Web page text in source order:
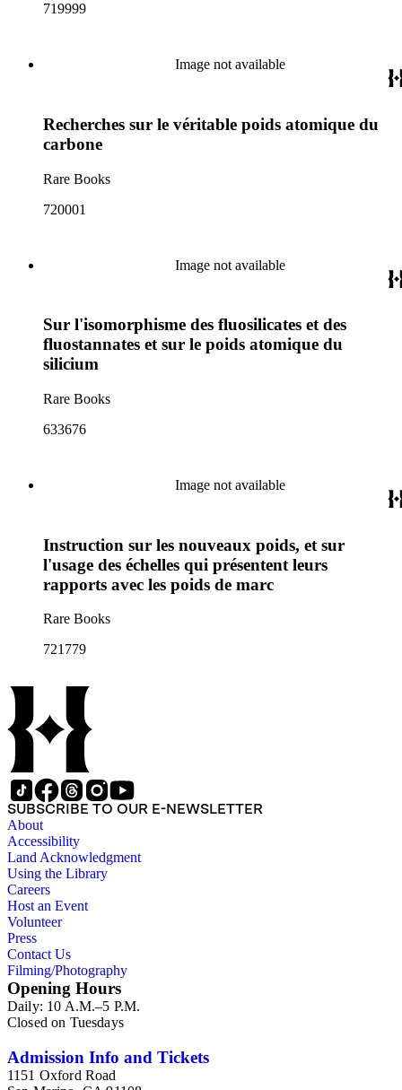
719999
Image not available
Recherches sur le véritable poids atomique du
carbone
Rare Books
720001
Image not available
Sur l'isomorphisme des fluosilicates et des
fluostannates et sur le poids atomique du
silicium
Rare Books
633676
Image not available
Instruction sur les nouveaux poids, et sur
l'usage des échelles qui présentent leurs
rapports avec les poids de marc
Rare Books
721779
SUBSCRIBE TO OUR E-NEWSLETTER
About
Accessibility
Land Acknowledgment
Using the Library
Careers
Host an Event
Volunteer
Press
Contact Us
Filming/Photography
Opening Hours
Daily: 10 A.M.–5 P.M.
Closed on Tuesdays
Admission Info and Tickets
1151 Oxford Road